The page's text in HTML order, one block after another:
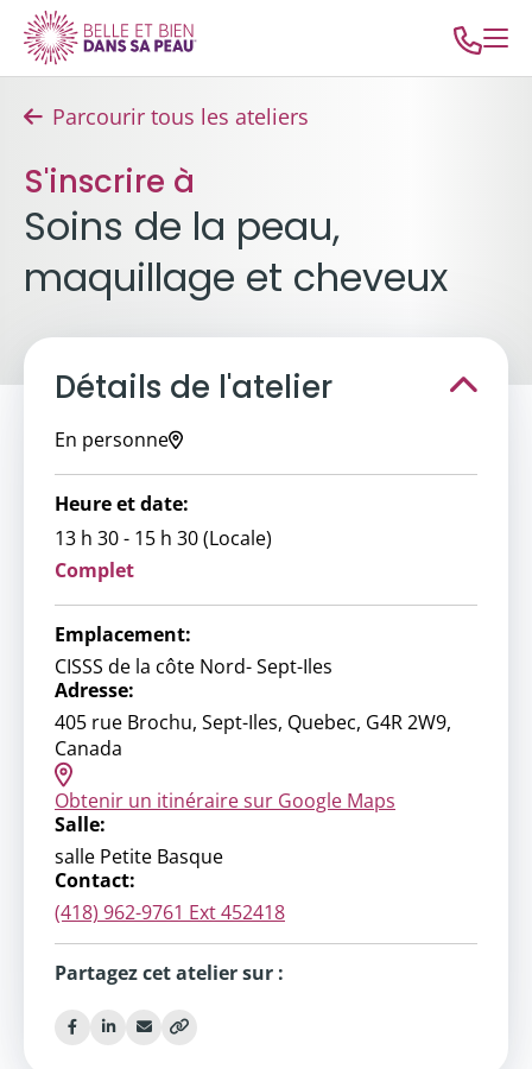
Parcourir tous les ateliers
S'inscrire à
Soins de la peau,
maquillage et cheveux
Détails de l'atelier
En personne
Heure et date:
13 h 30 - 15 h 30 (Locale)
Complet
Emplacement:
CISSS de la côte Nord- Sept-Iles
Adresse:
405 rue Brochu, Sept-Iles, Quebec, G4R 2W9,
Canada
Obtenir un itinéraire sur Google Maps
Salle:
salle Petite Basque
Contact:
(418) 962-9761 Ext 452418
Partagez cet atelier sur :